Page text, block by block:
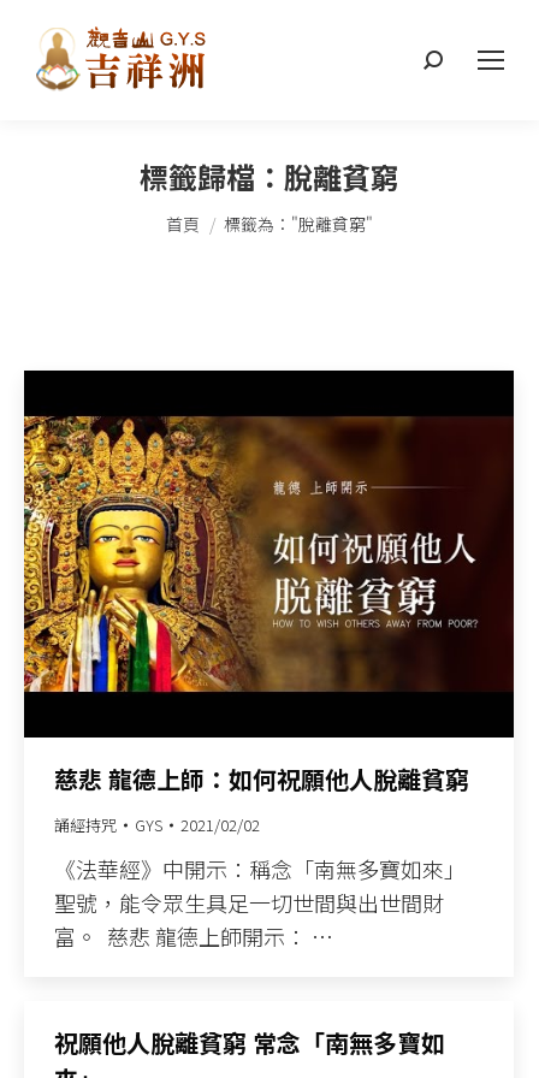
搜
標籤歸檔： 脫離貧窮
您在這裡：
首頁 標籤為："脫離貧窮"
慈悲 龍德上師：如何祝願他人脫離貧窮
誦經持咒 GYS 2021/02/02
《法華經》中開示：稱念「南無多寶如來」
聖號，能令眾生具足一切世間與出世間財
富。​ ​ 慈悲 龍德上師開示：​ …
祝願他人脫離貧窮 常念「南無多寶如